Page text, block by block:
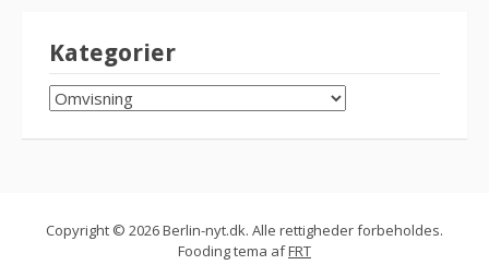
Kategorier
KATEGORIER
Copyright © 2026 Berlin-nyt.dk. Alle rettigheder forbeholdes.
Fooding tema afFRT